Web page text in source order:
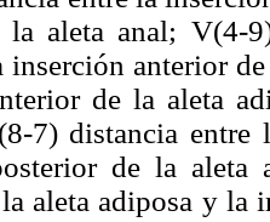
la aleta anal; V(4-
anterior
de la aleta
7) distancia
de la aleta
aleta adiposa y la